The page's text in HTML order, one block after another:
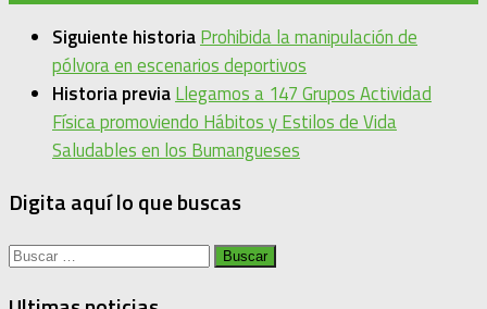
Siguiente historiaProhibida la manipulación de
pólvora en escenarios deportivos
Historia previaLlegamos a 147 Grupos Actividad
Física promoviendo Hábitos y Estilos de Vida
Saludables en los Bumangueses
Digita aquí lo que buscas
Buscar: